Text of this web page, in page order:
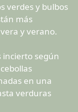
verdes y bulbos
más
y verano.
incierto según
en una
verduras